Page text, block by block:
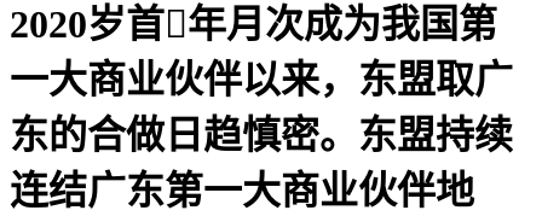
2020岁首年月次成为我国第
一大商业伙伴以来，东盟取广
东的合做日趋慎密。东盟持续
连结广东第一大商业伙伴地